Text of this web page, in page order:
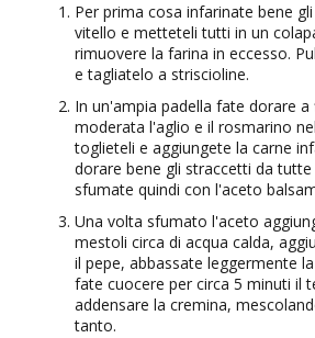
Per prima cosa infarinate bene
vitello e metteteli tutti in un
rimuovere la farina in eccesso.
e tagliatelo a striscioline.
In un'ampia padella fate dorare a
moderata l'aglio e il rosmarino
toglieteli e aggiungete la carne
dorare bene gli straccetti da tutte
sfumate quindi con l'aceto
Una volta sfumato l'aceto
mestoli circa di acqua calda,
il pepe, abbassate leggermente
fate cuocere per circa 5 minuti il
addensare la cremina,
tanto.